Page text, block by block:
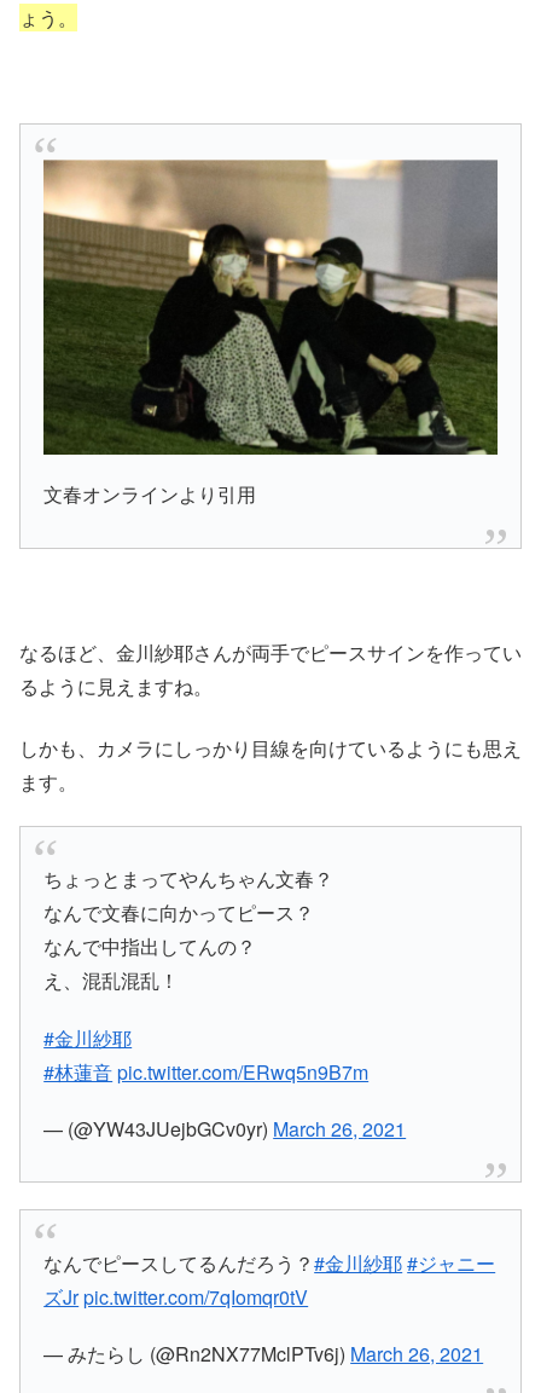
ょう。
文春オンラインより引用
なるほど、金川紗耶さんが両手でピースサインを作ってい
るように見えますね。
しかも、カメラにしっかり目線を向けているようにも思え
ます。
ちょっとまってやんちゃん文春？
なんで文春に向かってピース？
なんで中指出してんの？
え、混乱混乱！
#金川紗耶
#林蓮音pic.twitter.com/ERwq5n9B7m
— (@YW43JUejbGCv0yr) March 26, 2021
なんでピースしてるんだろう？#金川紗耶#ジャニー
ズJrpic.twitter.com/7qIomqr0tV
— みたらし (@Rn2NX77MclPTv6j) March 26, 2021